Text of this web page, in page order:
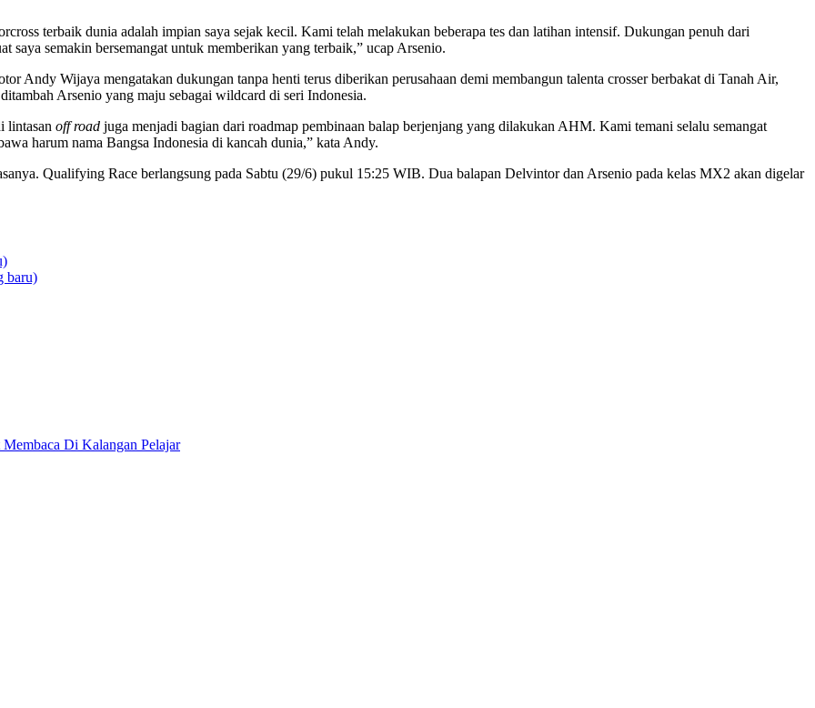
terbaik dunia adalah impian saya sejak kecil. Kami telah melakukan beberapa tes dan latihan intensif. Dukungan penuh dari
saya semakin bersemangat untuk memberikan yang terbaik,” ucap Arsenio.
Andy Wijaya mengatakan dukungan tanpa henti terus diberikan perusahaan demi membangun talenta crosser berbakat di Tanah Air,
Arsenio yang maju sebagai wildcard di seri Indonesia.
lintasan off road juga menjadi bagian dari roadmap pembinaan balap berjenjang yang dilakukan AHM. Kami temani selalu semangat
harum nama Bangsa Indonesia di kancah dunia,” kata Andy.
Qualifying Race berlangsung pada Sabtu (29/6) pukul 15:25 WIB. Dua balapan Delvintor dan Arsenio pada kelas MX2 akan digelar
baru)
Di Kalangan Pelajar